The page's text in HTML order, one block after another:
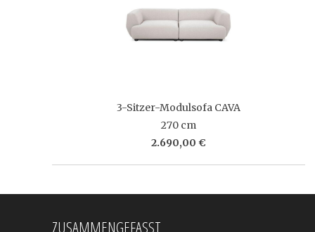
3-Sitzer-Modulsofa CAVA
270 cm
2.690,00 €
ZUSAMMENGEFASST